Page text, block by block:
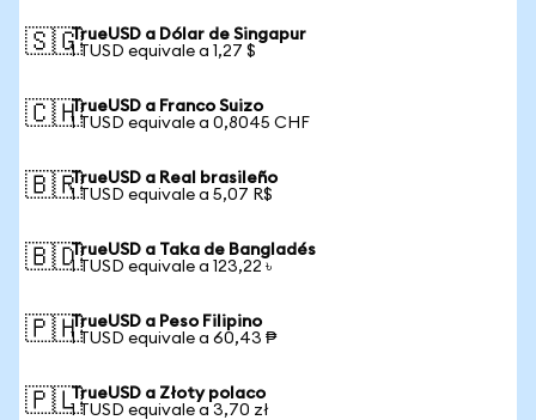
🇸🇬TrueUSD a Dólar de Singapur
1 TUSD equivale a 1,27 $
🇨🇭TrueUSD a Franco Suizo
1 TUSD equivale a 0,8045 CHF
🇧🇷TrueUSD a Real brasileño
1 TUSD equivale a 5,07 R$
🇧🇩TrueUSD a Taka de Bangladés
1 TUSD equivale a 123,22 ৳
🇵🇭TrueUSD a Peso Filipino
1 TUSD equivale a 60,43 ₱
🇵🇱TrueUSD a Złoty polaco
1 TUSD equivale a 3,70 zł